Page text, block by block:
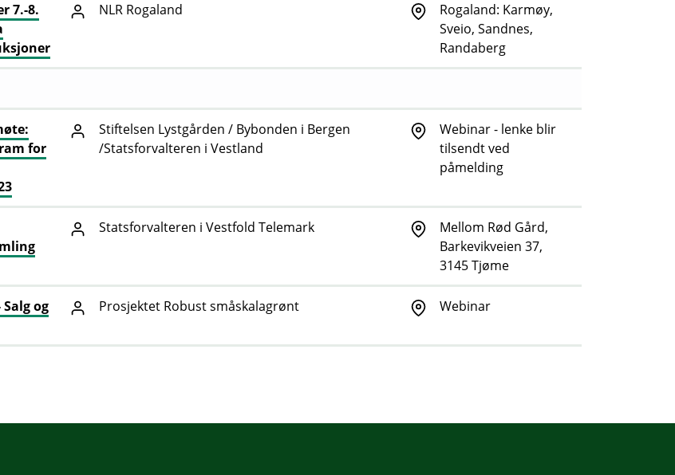
7.-8.
NLR Rogaland
Rogaland: Karmøy,
Sveio, Sandnes,
Randaberg
for
Stiftelsen Lystgården / Bybonden i Bergen
/Statsforvalteren i Vestland
Webinar - lenke blir
tilsendt ved
påmelding
Statsforvalteren i Vestfold Telemark
Mellom Rød Gård,
Barkevikveien 37,
3145 Tjøme
og
Prosjektet Robust småskalagrønt Webinar